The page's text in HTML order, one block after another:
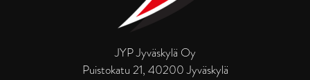
JYP Jyväskylä Oy
Puistokatu 21, 40200 Jyväskylä